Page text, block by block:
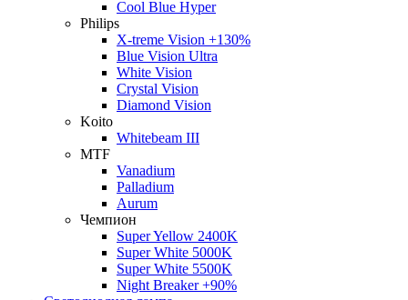
Cool Blue Hyper
Philips
X-treme Vision +130%
Blue Vision Ultra
White Vision
Crystal Vision
Diamond Vision
Koito
Whitebeam III
MTF
Vanadium
Palladium
Aurum
Чемпион
Super Yellow 2400K
Super White 5000K
Super White 5500K
Night Breaker +90%